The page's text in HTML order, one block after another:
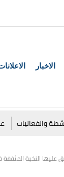
الاخبار
والفعاليات